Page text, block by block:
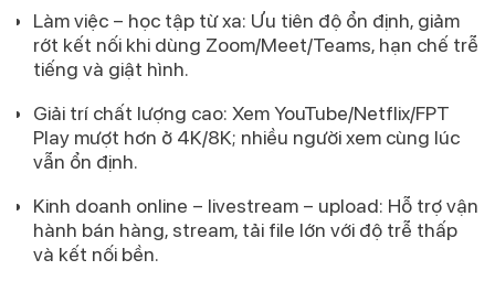
Làm việc – học tập từ xa: Ưu tiên độ ổn định, giảm
rớt kết nối khi dùng Zoom/Meet/Teams, hạn chế trễ
tiếng và giật hình.
Giải trí chất lượng cao: Xem YouTube/Netflix/FPT
Play mượt hơn ở 4K/8K; nhiều người xem cùng lúc
vẫn ổn định.
Kinh doanh online – livestream – upload: Hỗ trợ vận
hành bán hàng, stream, tải file lớn với độ trễ thấp
và kết nối bền.